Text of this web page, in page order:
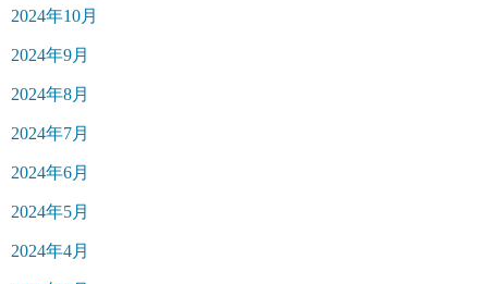
2024年10月
2024年9月
2024年8月
2024年7月
2024年6月
2024年5月
2024年4月